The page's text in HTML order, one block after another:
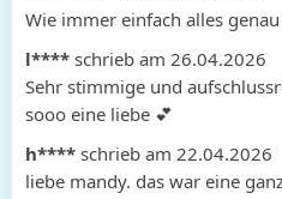
Wie immer einfach alles
l**** schrieb am 26.04.2026
Sehr stimmige und
sooo eine liebe 💕
h**** schrieb am 22.04.2026
liebe mandy. das war eine